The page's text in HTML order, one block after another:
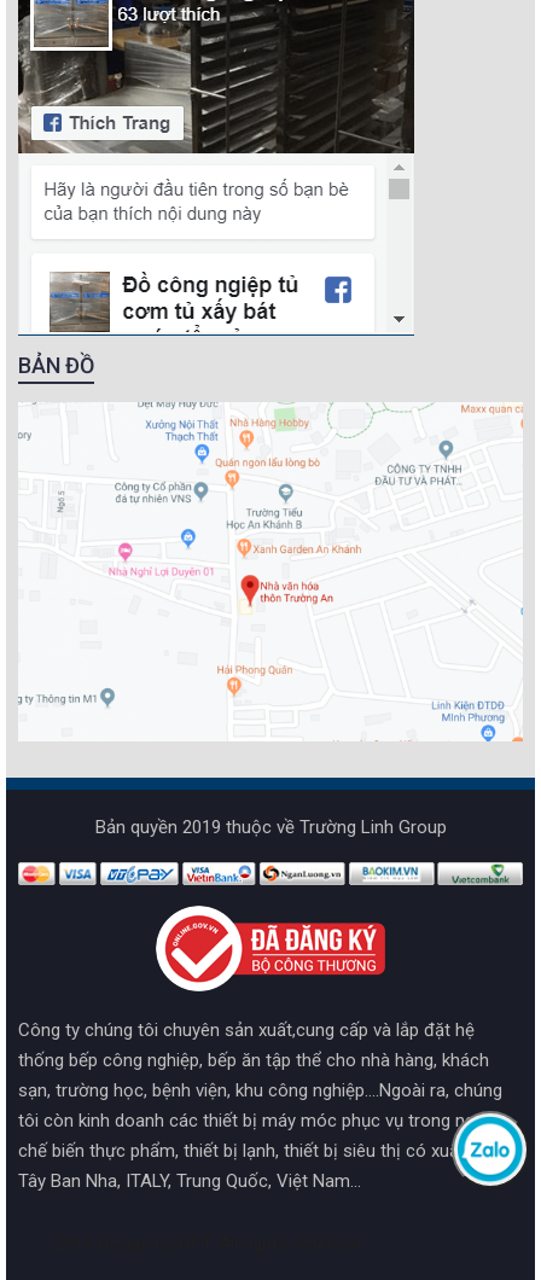
BẢN ĐỒ
Bản quyền 2019 thuộc về Trường Linh Group
Công ty chúng tôi chuyên sản xuất,cung cấp và lắp đặt hệ
thống bếp công nghiệp, bếp ăn tập thể cho nhà hàng, khách
sạn, trường học, bệnh viện, khu công nghiệp....Ngoài ra, chúng
tôi còn kinh doanh các thiết bị máy móc phục vụ trong ngành
chế biến thực phẩm, thiết bị lạnh, thiết bị siêu thị có xuất xứ từ
Tây Ban Nha, ITALY, Trung Quốc, Việt Nam...